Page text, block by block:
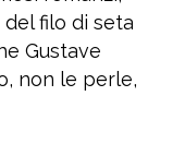
filo di seta
Gustave
non le perle,